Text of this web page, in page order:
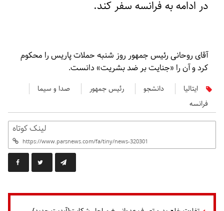
در ادامه به فرانسه سفر کند.
آقای روحانی رئیس جمهور روز شنبه حملات پاریس را محکوم
کرد و آن را «جنایت بر ضد بشریت» دانست.
ایتالیا دانشجو رئیس جمهور
صدا و سیما
فرانسه
لینک کوتاه